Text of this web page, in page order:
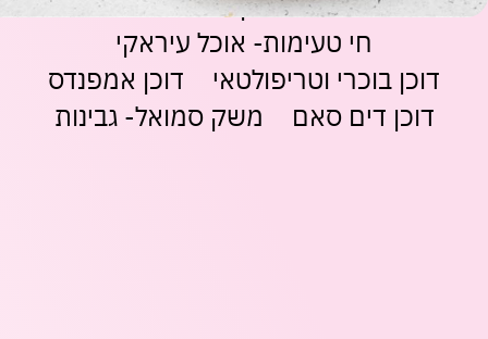
ופנטזיהאביזרים
ופנאי
חנויות
בלעדיות
בסנטר
שונות
משתמש חדש/אורח
משתמש חדש/אורח
להרשמה
חי טעימות- אוכל עיראקי
דוכן בוכרי וטריפולטאי
דוכן אמפנדס
דוכן דים סאם
משק סמואל- גבינות